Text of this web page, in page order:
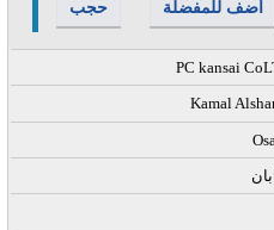
حجب أضف للمفضلة
PC kansai
Kamal